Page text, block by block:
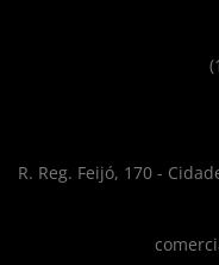
R. Reg. Feijó, 170 -